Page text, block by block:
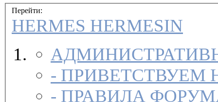
Перейти:
HERMES HERMESIN
- ПРИВЕТСТВУЕМ
-
ПРАВИЛА